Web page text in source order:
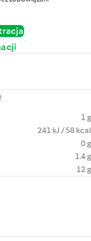
1 g
241 kJ / 58 kcal
0 g
1.4 g
12 g